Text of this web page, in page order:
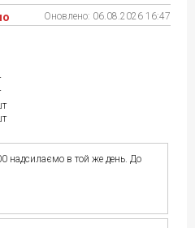
Оновлено: 06.08.2026 16:47
надсилаємо в той же день. До